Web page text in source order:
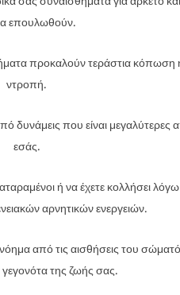
επουλωθούν.
προκαλούν τεράστια κόπωση
ντροπή.
δυνάμεις που είναι μεγαλύτερες
εσάς.
ή να έχετε κολλήσει λόγω
αρνητικών ενεργειών.
από τις αισθήσεις του
της ζωής σας.